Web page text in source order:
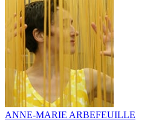
ANNE-MARIE ARBEFEUILLE